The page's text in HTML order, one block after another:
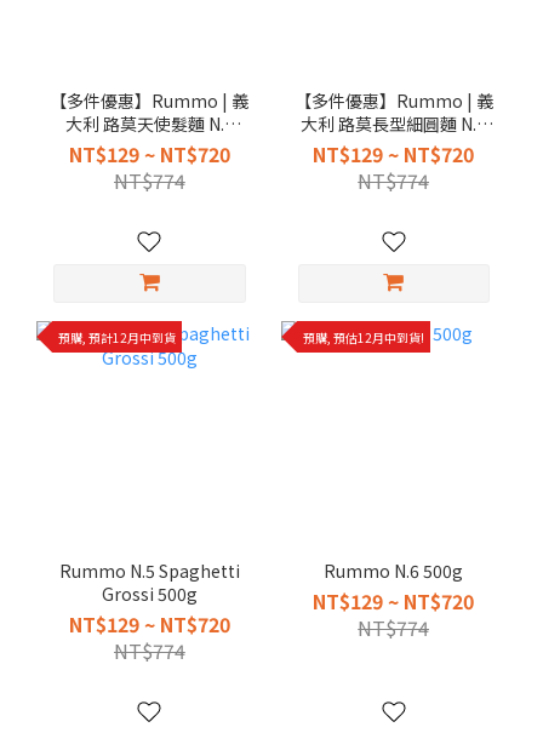
【多件優惠】Rummo | 義
大利 路莫天使髮麵 N.1
500g
NT$129 ~ NT$720
NT$774
【多件優惠】Rummo | 義
大利 路莫長型細圓麵 N.2
500g
NT$129 ~ NT$720
NT$774
預購, 預計12月中到貨
Rummo N.5 Spaghetti
Grossi 500g
NT$129 ~ NT$720
NT$774
預購, 預估12月中到貨!
Rummo N.6 500g
NT$129 ~ NT$720
NT$774